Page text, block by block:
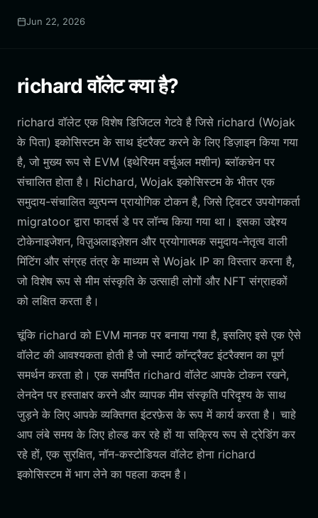
Jun 22, 2026
richard वॉलेट क्या है?
richard वॉलेट एक विशेष डिजिटल गेटवे है जिसे richard (Wojak
के पिता) इकोसिस्टम के साथ इंटरैक्ट करने के लिए डिज़ाइन किया गया
है, जो मुख्य रूप से EVM (इथेरियम वर्चुअल मशीन) ब्लॉकचेन पर
संचालित होता है। Richard, Wojak इकोसिस्टम के भीतर एक
समुदाय-संचालित व्युत्पन्न प्रायोगिक टोकन है, जिसे ट्विटर उपयोगकर्ता
migratoor द्वारा फादर्स डे पर लॉन्च किया गया था। इसका उद्देश्य
टोकेनाइजेशन, विज़ुअलाइज़ेशन और प्रयोगात्मक समुदाय-नेतृत्व वाली
मिंटिंग और संग्रह तंत्र के माध्यम से Wojak IP का विस्तार करना है,
जो विशेष रूप से मीम संस्कृति के उत्साही लोगों और NFT संग्राहकों
को लक्षित करता है।
चूंकि richard को EVM मानक पर बनाया गया है, इसलिए इसे एक ऐसे
वॉलेट की आवश्यकता होती है जो स्मार्ट कॉन्ट्रैक्ट इंटरैक्शन का पूर्ण
समर्थन करता हो। एक समर्पित richard वॉलेट आपके टोकन रखने,
लेनदेन पर हस्ताक्षर करने और व्यापक मीम संस्कृति परिदृश्य के साथ
जुड़ने के लिए आपके व्यक्तिगत इंटरफ़ेस के रूप में कार्य करता है। चाहे
आप लंबे समय के लिए होल्ड कर रहे हों या सक्रिय रूप से ट्रेडिंग कर
रहे हों, एक सुरक्षित, नॉन-कस्टोडियल वॉलेट होना richard
इकोसिस्टम में भाग लेने का पहला कदम है।